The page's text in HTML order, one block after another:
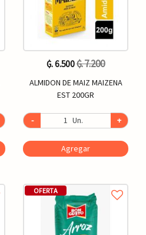
₲. 6.500₲. 7.200
ALMIDON DE MAIZ MAIZENA
EST 200GR
- Un. +
Agregar
OFERTA